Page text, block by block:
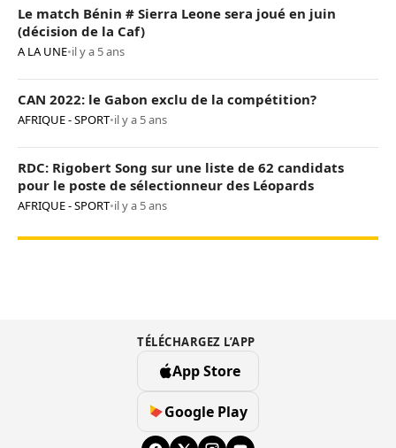
Le match Bénin # Sierra Leone sera joué en juin
(décision de la Caf)
A LA UNE•il y a 5 ans
CAN 2022: le Gabon exclu de la compétition?
AFRIQUE - SPORT•il y a 5 ans
RDC: Rigobert Song sur une liste de 62 candidats
pour le poste de sélectionneur des Léopards
AFRIQUE - SPORT•il y a 5 ans
TÉLÉCHARGEZ L’APP
App Store
Google Play